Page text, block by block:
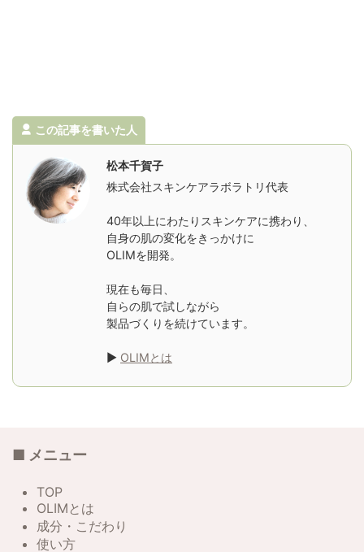
この記事を書いた人
松本千賀子
株式会社スキンケアラボラトリ代表
40年以上にわたりスキンケアに携わり、
自身の肌の変化をきっかけに
OLIMを開発。
現在も毎日、
自らの肌で試しながら
製品づくりを続けています。
▶ OLIMとは
■ メニュー
TOP
OLIMとは
成分・こだわり
使い方